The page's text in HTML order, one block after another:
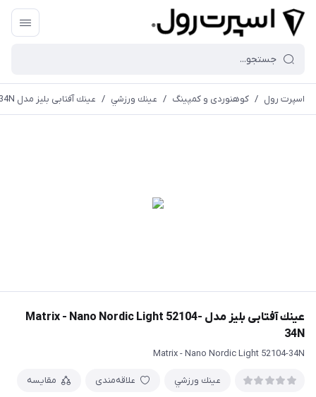
اسپرت رول / کوهنوردی و کمپینگ / عينك ورزشي / عينك آفتابی بليز مدل Matrix - Nano Nordic Light 52104-34N
عينك آفتابی بليز مدل Matrix - Nano Nordic Light 52104-
34N
Matrix - Nano Nordic Light 52104-34N
عينك ورزشي علاقه‌مندی مقایسه